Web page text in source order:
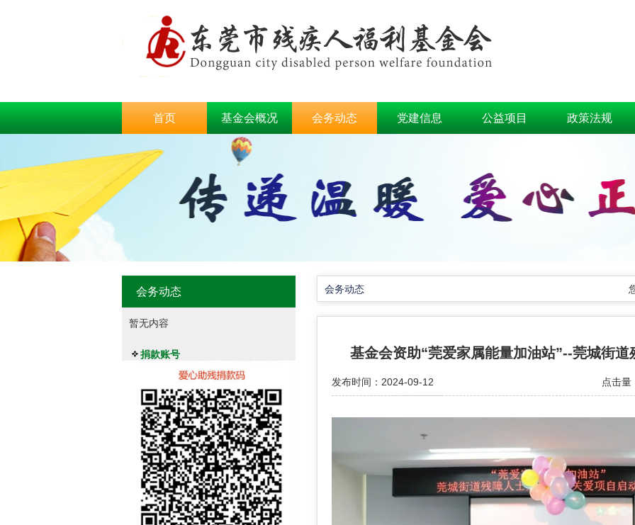
首页 基金会概况 会务动态 党建信息 公益项目 政策法规
会务动态
暂无内容
捐款账号
会务动态
基金会资助“莞爱家属能量加油站”--莞城街
发布时间：2024-09-12 点击量